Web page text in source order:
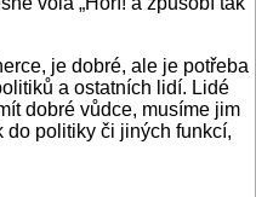
je dobré, ale je potřeba
a ostatních lidí. Lidé
dobré vůdce, musíme jim
do politiky či jiných funkcí,